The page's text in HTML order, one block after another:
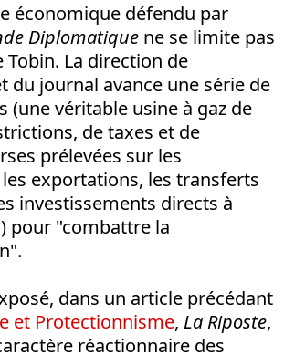
économique défendu par
Diplomatique ne se limite pas
Tobin. La direction de
du journal avance une série de
(une véritable usine à gaz de
de taxes et de
prélevées sur les
exportations, les transferts
investissements directs à
pour "combattre la
dans un article précédant
et Protectionnisme, La Riposte,
réactionnaire des